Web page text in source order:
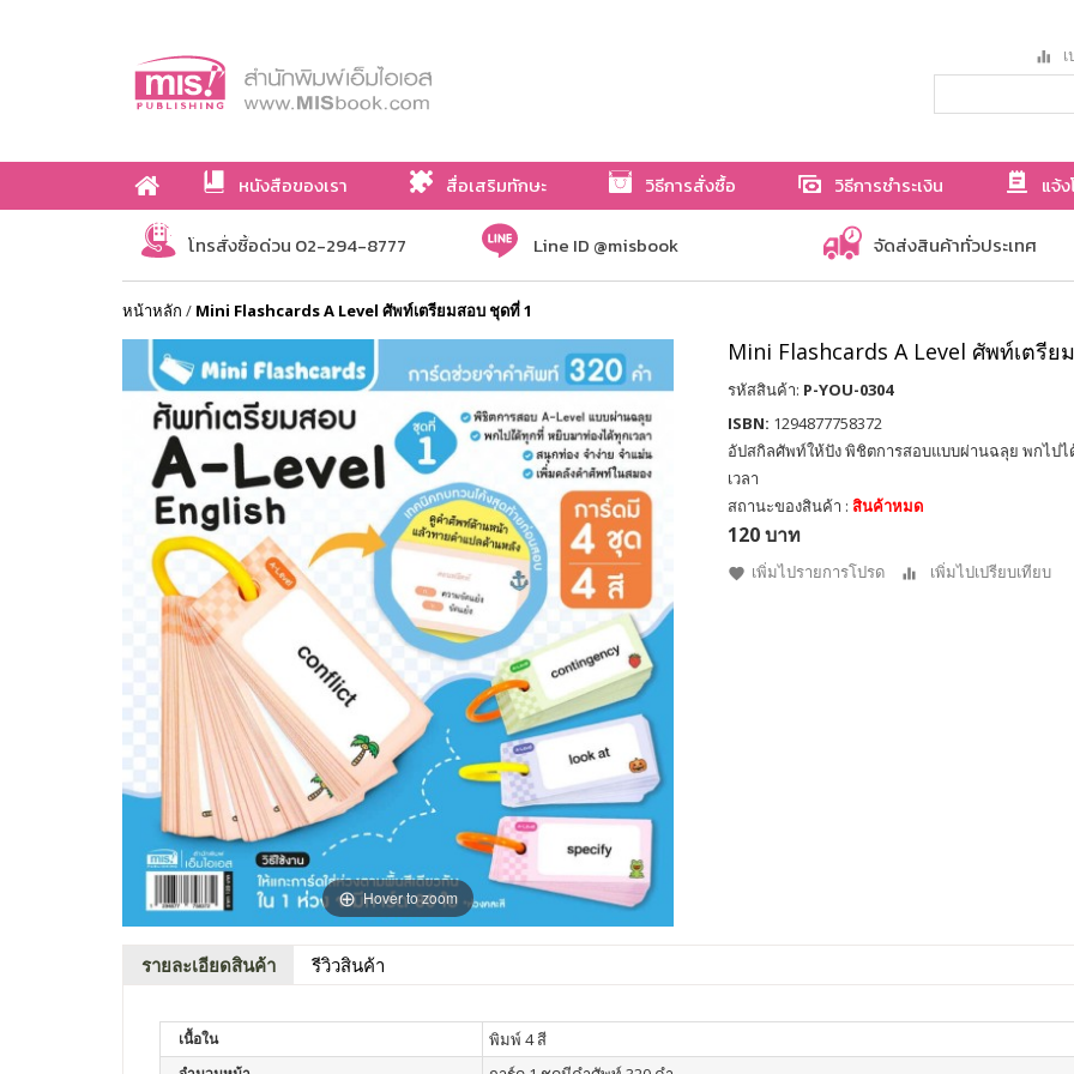
หนังสือของเรา สื่อเสริมทักษะ วิธีการสั่งซื้อ วิธีการชำระเงิน แจ้
เกี่ยวกับเรา
โทรสั่งซื้อด่วน 02-294-8777 Line ID @misbook จัดส่งสินค้าทั่วประเทศ
หน้าหลัก / Mini Flashcards A Level ศัพท์เตรียมสอบ ชุดที่ 1
Hover to zoom
Mini Flashcards A Level ศัพท์เตรีย
รหัสสินค้า: P-YOU-0304
ISBN: 1294877758372
อัปสกิลศัพท์ให้ปัง พิชิตการสอบแบบผ่านฉลุย พกไป
เวลา
สถานะของสินค้า : สินค้าหมด
120 บาท
เพิ่มไปรายการโปรด เพิ่มไปเปรียบเทียบ
รายละเอียดสินค้า รีวิวสินค้า
เนื้อใน พิมพ์ 4 สี